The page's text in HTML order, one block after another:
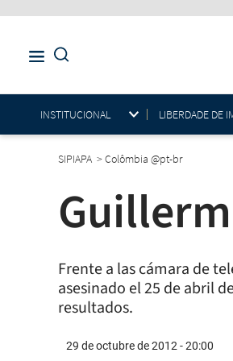
INSTITUCIONAL LIBERDADE DE
SIPIAPA >Colômbia @pt-br
Frente a las cámara de
asesinado el 25 de abril
resultados.
29 de octubre de 2012 - 20:00